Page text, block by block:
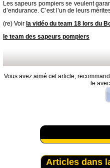
Les sapeurs pompiers se veulent
d’endurance. C’est l’un de leurs
(re) Voir la vidéo du team 18 lors du
le team des sapeurs pompiers
Vous avez aimé cet article,
le
Articles dans